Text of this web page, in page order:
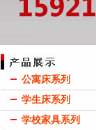
公寓床系列
学生床系列
学校家具系列